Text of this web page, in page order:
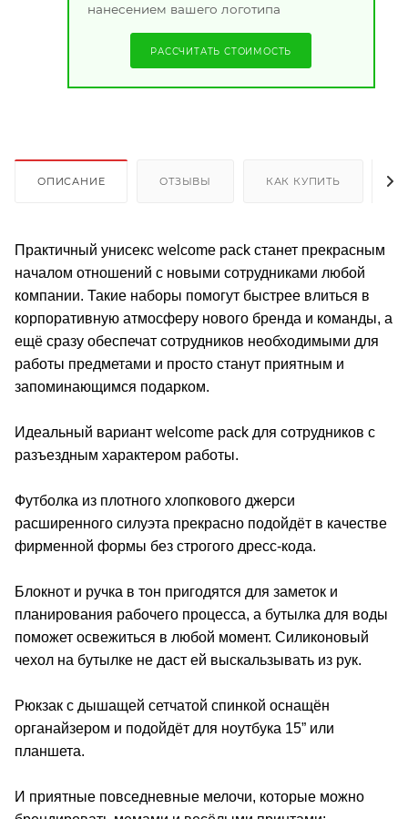
нанесением вашего логотипа
РАССЧИТАТЬ СТОИМОСТЬ
ОПИСАНИЕ ОТЗЫВЫ КАК КУПИТЬ
Практичный унисекс welcome pack станет прекрасным
началом отношений с новыми сотрудниками любой
компании. Такие наборы помогут быстрее влиться в
корпоративную атмосферу нового бренда и команды, а
ещё сразу обеспечат сотрудников необходимыми для
работы предметами и просто станут приятным и
запоминающимся подарком.
Идеальный вариант welcome pack для сотрудников с
разъездным характером работы.
Футболка из плотного хлопкового джерси
расширенного силуэта прекрасно подойдёт в качестве
фирменной формы без строгого дресс-кода.
Блокнот и ручка в тон пригодятся для заметок и
планирования рабочего процесса, а бутылка для воды
поможет освежиться в любой момент. Силиконовый
чехол на бутылке не даст ей выскальзывать из рук.
Рюкзак с дышащей сетчатой спинкой оснащён
органайзером и подойдёт для ноутбука 15” или
планшета.
И приятные повседневные мелочи, которые можно